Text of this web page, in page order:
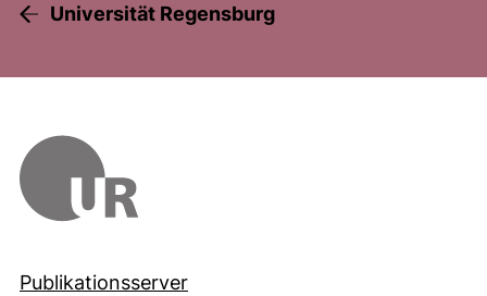
Universität Regensburg
Publikationsserver